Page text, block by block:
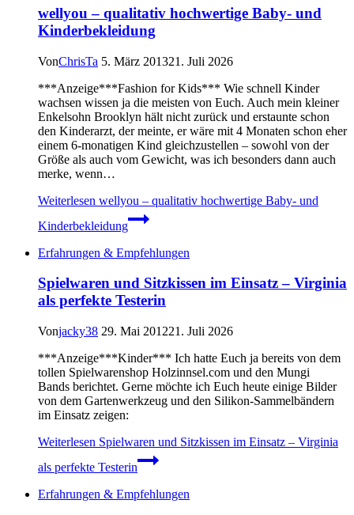
wellyou – qualitativ hochwertige Baby- und
Kinderbekleidung
VonChrisTa 5. März 201321. Juli 2026
***Anzeige***Fashion for Kids*** Wie schnell Kinder
wachsen wissen ja die meisten von Euch. Auch mein kleiner
Enkelsohn Brooklyn hält nicht zurück und erstaunte schon
den Kinderarzt, der meinte, er wäre mit 4 Monaten schon eher
einem 6-monatigen Kind gleichzustellen – sowohl von der
Größe als auch vom Gewicht, was ich besonders dann auch
merke, wenn…
Weiterlesen wellyou – qualitativ hochwertige Baby- und
Kinderbekleidung
Erfahrungen & Empfehlungen
Spielwaren und Sitzkissen im Einsatz – Virginia
als perfekte Testerin
Vonjacky38 29. Mai 201221. Juli 2026
***Anzeige***Kinder*** Ich hatte Euch ja bereits von dem
tollen Spielwarenshop Holzinnsel.com und den Mungi
Bands berichtet. Gerne möchte ich Euch heute einige Bilder
von dem Gartenwerkzeug und den Silikon-Sammelbändern
im Einsatz zeigen:
Weiterlesen Spielwaren und Sitzkissen im Einsatz – Virginia
als perfekte Testerin
Erfahrungen & Empfehlungen